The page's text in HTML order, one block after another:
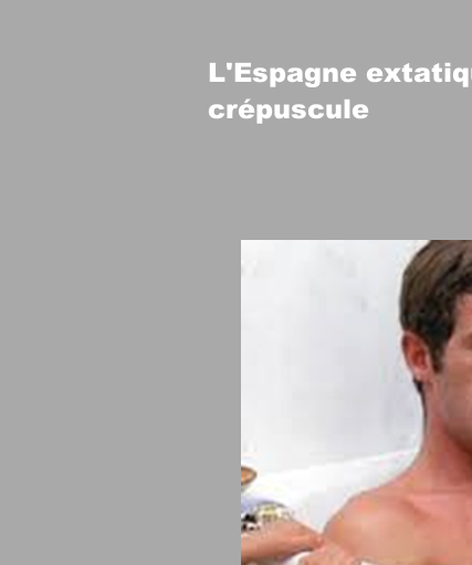
L'Espagne
crépuscule